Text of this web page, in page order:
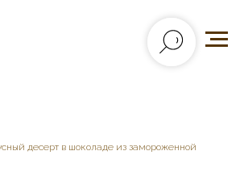
десерт в шоколаде из замороженной